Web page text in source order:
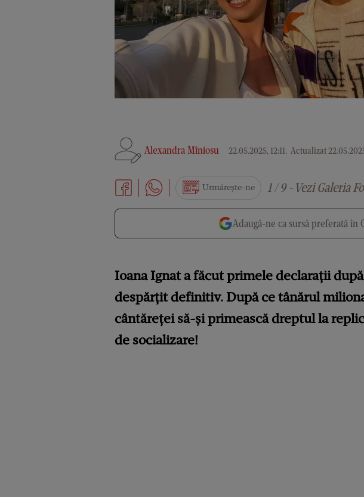
Alexandra Mîniosu 22.05.2025, 12:11. Actualizat
Urmărește-ne 1 / 9 - Vezi Galeria
Adaugă-ne ca sursă preferată în
Ioana Ignat a făcut primele declarații
despărțit definitiv. După ce tânărul
cântăreței să-și primească dreptul la
de socializare!